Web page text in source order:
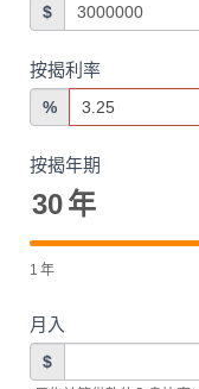
$
按揭利率
%
按揭年期
30年
1 年
月入
$